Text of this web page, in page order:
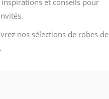
et conseils pour
nos sélections de robes de